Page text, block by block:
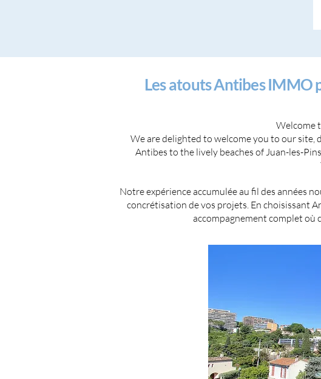
Les atouts Antibes IMMO
Welcome
We are delighted to welcome you to our
Antibes to the lively beaches of Juan-les-
Notre expérience accumulée au fil des années
concrétisation de vos projets. En choisissant
accompagnement complet